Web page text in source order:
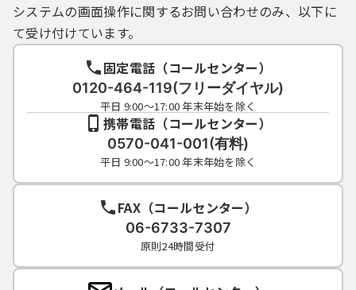
システムの画面操作に関するお問い合わせのみ、以下に
て受け付けています。
固定電話（コールセンター）
0120-464-119(フリーダイヤル)
平日 9:00～17:00 年末年始を除く
携帯電話（コールセンター）
0570-041-001(有料)
平日 9:00～17:00 年末年始を除く
FAX（コールセンター）
06-6733-7307
原則24時間受付